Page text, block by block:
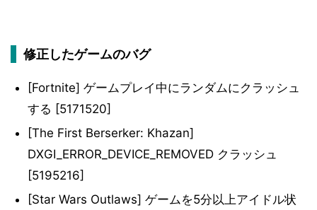
修正したゲームのバグ
[Fortnite] ゲームプレイ中にランダムにクラッシュ
する [5171520]
[The First Berserker: Khazan]
DXGI_ERROR_DEVICE_REMOVED クラッシュ
[5195216]
[Star Wars Outlaws] ゲームを5分以上アイドル状